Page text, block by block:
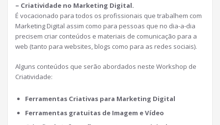
– Criatividade no Marketing Digital.
É vocacionado para todos os profissionais que trabalhem com
Marketing Digital assim como para pessoas que no dia-a-dia
precisem criar conteúdos e materiais de comunicação para a
web (tanto para websites, blogs como para as redes sociais).
Alguns conteúdos que serão abordados neste Workshop de
Criatividade:
Ferramentas Criativas para Marketing Digital
Ferramentas gratuitas de Imagem e Vídeo